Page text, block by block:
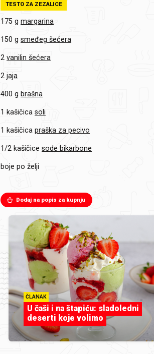
TESTO ZA ZEZALICE
175 g margarina
150 g smeđeg šećera
2 vanilin šećera
2 jaja
400 g brašna
1 kašičica soli
1 kašičica praška za pecivo
1/2 kašičice sode bikarbone
boje po želji
Dodaj na popis za kupnju
ČLANAK
U čaši i na štapiću: sladoledni
deserti koje volimo